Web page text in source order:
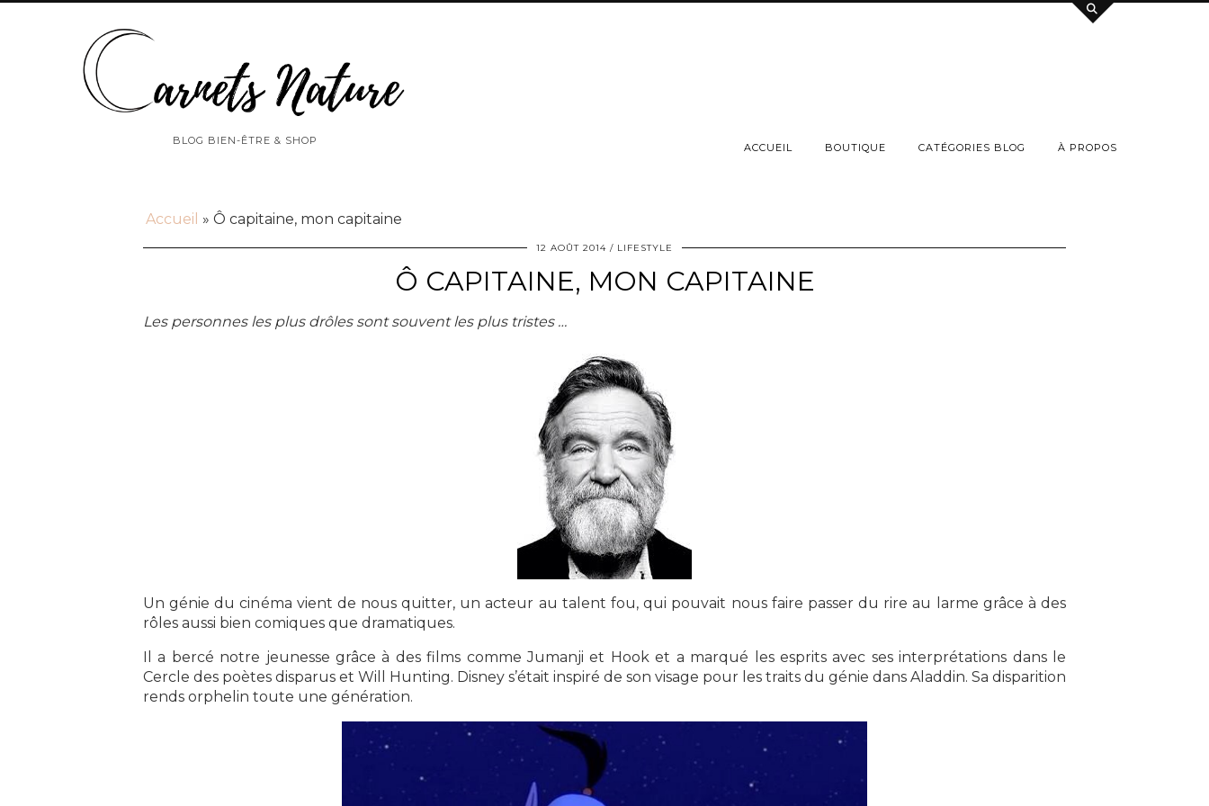
BLOG BIEN-ÊTRE & SHOP
ACCUEIL BOUTIQUE CATÉGORIES BLOG À PROPOS
Accueil » Ô capitaine, mon capitaine
12 AOÛT 2014 LIFESTYLE
Ô CAPITAINE, MON CAPITAINE
Les personnes les plus drôles sont souvent les plus tristes …
Un génie du cinéma vient de nous quitter, un acteur au talent fou, qui pouvait nous faire passer du rire au larme grâce à des
rôles aussi bien comiques que dramatiques.
Il a bercé notre jeunesse grâce à des films comme Jumanji et Hook et a marqué les esprits avec ses interprétations dans le
Cercle des poètes disparus et Will Hunting. Disney s’était inspiré de son visage pour les traits du génie dans Aladdin. Sa disparition
rends orphelin toute une génération.